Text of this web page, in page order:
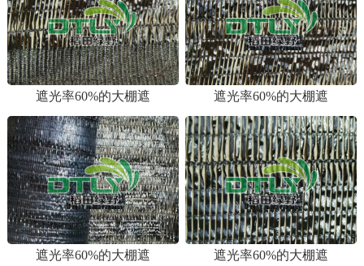
1 2
遮光率60%的大棚遮 遮光率60%的大棚遮
遮光率60%的大棚遮 遮光率60%的大棚遮